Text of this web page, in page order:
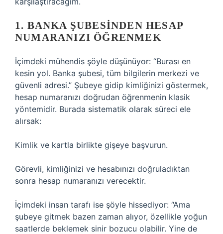
1. BANKA ŞUBESINDEN HESAP
NUMARANIZI ÖĞRENMEK
İçimdeki mühendis şöyle düşünüyor: “Burası en
kesin yol. Banka şubesi, tüm bilgilerin merkezi ve
güvenli adresi.” Şubeye gidip kimliğinizi göstermek,
hesap numaranızı doğrudan öğrenmenin klasik
yöntemidir. Burada sistematik olarak süreci ele
alırsak:
Kimlik ve kartla birlikte gişeye başvurun.
Görevli, kimliğinizi ve hesabınızı doğruladıktan
sonra hesap numaranızı verecektir.
İçimdeki insan tarafı ise şöyle hissediyor: “Ama
şubeye gitmek bazen zaman alıyor, özellikle yoğun
saatlerde beklemek sinir bozucu olabilir. Yine de